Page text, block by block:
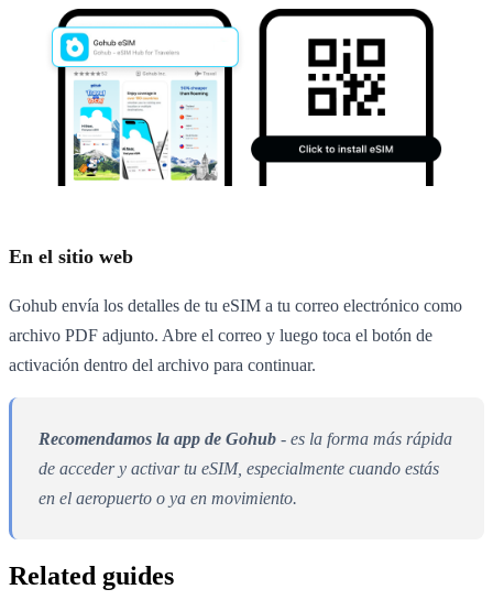
En el sitio web
Gohub envía los detalles de tu eSIM a tu correo electrónico como
archivo PDF adjunto. Abre el correo y luego toca el botón de
activación dentro del archivo para continuar.
Recomendamos la app de Gohub - es la forma más rápida
de acceder y activar tu eSIM, especialmente cuando estás
en el aeropuerto o ya en movimiento.
Related guides